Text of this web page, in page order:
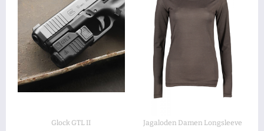
Glock GTL II Jagaloden Damen Longsleeve